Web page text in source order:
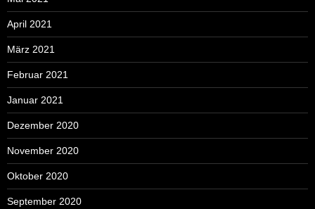
April 2021
März 2021
Februar 2021
Januar 2021
Dezember 2020
November 2020
Oktober 2020
September 2020